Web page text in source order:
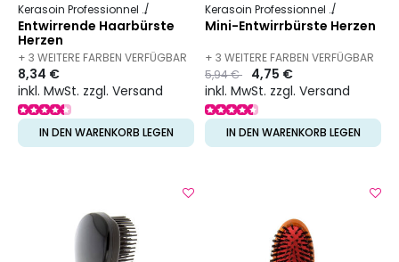
Kerasoin Professionnel Friseurbedarf Entwirrbürste
Entwirrende Haarbürste
Herzen
+ 3 WEITERE FARBEN VERFÜGBAR
8,34 €
inkl. MwSt. zzgl. Versand
IN DEN WARENKORB LEGEN
Kerasoin Professionnel
Mini-Entwirrbürste Herzen
+ 3 WEITERE FARBEN VERFÜGBAR
Preis
5,94 €to 4,75 €
inkl. MwSt. zzgl. Versand
IN DEN WARENKORB LEGEN